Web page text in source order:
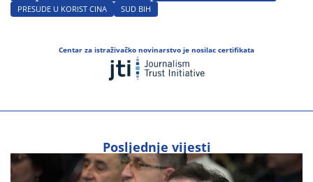
PRESUDE U KORIST CINA
SUD BIH
Centar za istraživačko novinarstvo je nosilac certifikata
Posljednje vijesti